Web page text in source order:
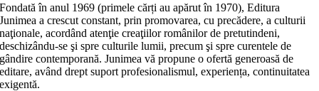
Fondată în anul 1969 (primele cărți au apărut în 1970), Editura
Junimea a crescut constant, prin promovarea, cu precădere, a culturii
naţionale, acordând atenţie creaţiilor românilor de pretutindeni,
deschizându-se şi spre culturile lumii, precum şi spre curentele de
gândire contemporană. Junimea vă propune o ofertă generoasă de
editare, având drept suport profesionalismul, experiența, continuitatea
exigentă.